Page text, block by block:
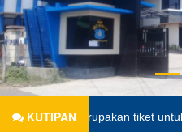
KUTIPANmerupakan tiket untuk